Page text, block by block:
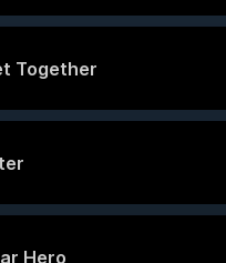
Together
Hero